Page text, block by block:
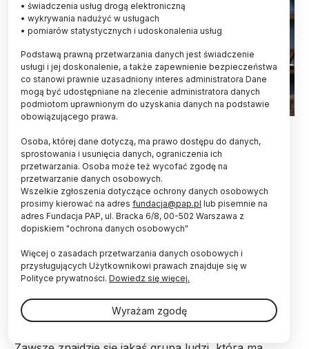
Fot. Adobe Stock
Myślenie spiskowe towarzyszy człowiekowi od
wieków, bo tendencja do pewnego rodzaju
podejrzliwości jest w nas głęboko zakorzeniona.
Szczególnie jednak sprzyjają teoriom spiskowym
okresy niepokoju lub zawirowań historycznych –
wskazał w rozmowie z PAP psycholog dr Michał
Kosakowski z UAM.
Jak powiedział naukowiec z Wydziału Psychologii i
w Poznaniu, myślenie spiskowe towarzyszy
człowiekowi od wieków, a na przestrzeni ostatnich
• świadczenia usług drogą elektroniczną
• wykrywania nadużyć w usługach
• pomiarów statystycznych i udoskonalenia usług
Podstawą prawną przetwarzania danych jest świadczenie
usługi i jej doskonalenie, a także zapewnienie bezpieczeństwa
co stanowi prawnie uzasadniony interes administratora Dane
mogą być udostępniane na zlecenie administratora danych
podmiotom uprawnionym do uzyskania danych na podstawie
obowiązującego prawa.
Osoba, której dane dotyczą, ma prawo dostępu do danych,
sprostowania i usunięcia danych, ograniczenia ich
przetwarzania. Osoba może też wycofać zgodę na
przetwarzanie danych osobowych.
Wszelkie zgłoszenia dotyczące ochrony danych osobowych
prosimy kierować na adres fundacja@pap.pl lub pisemnie na
adres Fundacja PAP, ul. Bracka 6/8, 00-502 Warszawa z
dopiskiem "ochrona danych osobowych"
Więcej o zasadach przetwarzania danych osobowych i
przysługujących Użytkownikowi prawach znajduje się w
Polityce prywatności. Dowiedz się więcej.
Wyrażam zgodę